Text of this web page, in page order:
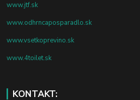
www.jtf.sk
www.odhrncaposparadlo.sk
www.vsetkoprevino.sk
www.4toilet.sk
KONTAKT: